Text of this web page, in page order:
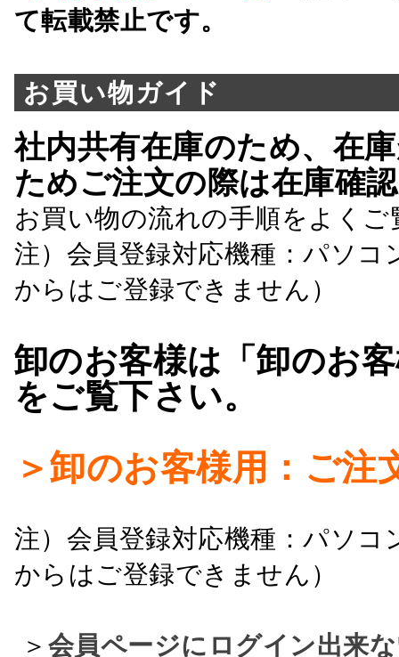
て転載禁止です。
お買い物ガイド
社内共有在庫のため、在
ためご注文の際は在庫確
お買い物の流れの手順をよくご
注）会員登録対応機種：パソ
からはご登録できません）
卸のお客様は「卸のお
をご覧下さい。
＞卸のお客様用：ご注
注）会員登録対応機種：パソ
からはご登録できません）
＞ 会員ページにログイン出来